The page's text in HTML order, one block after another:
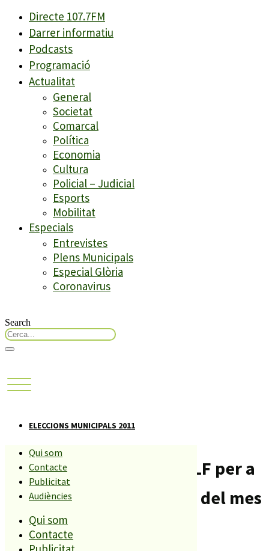
Directe 107.7FM
Darrer informatiu
Podcasts
Programació
Actualitat
General
Societat
Comarcal
Política
Economia
Cultura
Policial – Judicial
Esports
Mobilitat
Especials
Entrevistes
Plens Municipals
Especial Glòria
Coronavirus
Search
Qui som
Contacte
Publicitat
Audiències
Qui som
Contacte
ELECCIONS MUNICIPALS 2011
Les llistes electorals a PLF per a
les eleccions municipals del mes
de maig